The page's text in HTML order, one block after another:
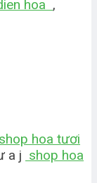
hoa ,
shop hoa tươi
a j shop hoa